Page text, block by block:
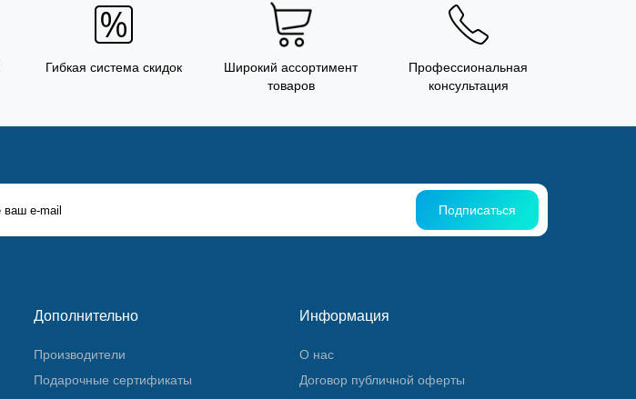
Гибкая система скидок
Широкий ассортимент
товаров
Профессиональная
консультация
Подписаться
Дополнительно
Производители
Подарочные сертификаты
Информация
О нас
Договор публичной оферты